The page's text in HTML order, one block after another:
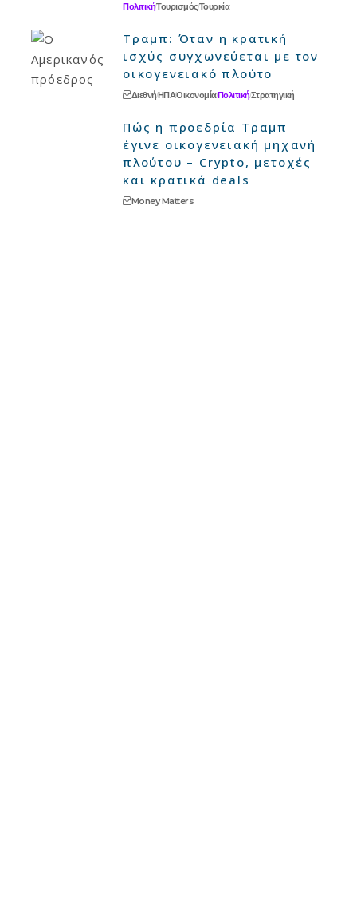
ΠολιτικήΤουρισμόςΤουρκία
Τραμπ: Όταν η κρατική
ισχύς συγχωνεύεται με τον
οικογενειακό πλούτο
ΔιεθνήΗΠΑΟικονομίαΠολιτικήΣτρατηγική
Πώς η προεδρία Τραμπ
έγινε οικογενειακή μηχανή
πλούτου – Crypto, μετοχές
και κρατικά deals
Money Matters